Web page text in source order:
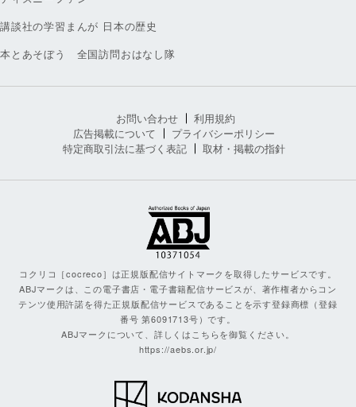
講談社の学習まんが 日本の歴史
本とあそぼう 全国訪問おはなし隊
お問い合わせ
利用規約
広告掲載について
プライバシーポリシー
特定商取引法に基づく表記
取材・掲載の指針
コクリコ［cocreco］は正規版配信サイトマークを取得したサービスです。
ABJマークは、この電子書店・電子書籍配信サービスが、著作権者からコン
テンツ使用許諾を得た正規版配信サービスであることを示す登録商標（登録
番号 第6091713号）です。
ABJマークについて、詳しくはこちらを御覧ください。
https://aebs.or.jp/